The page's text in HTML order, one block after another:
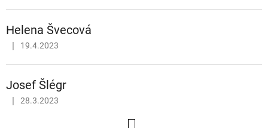
Helena Švecová
Hodnocení obchodu je 5 z 5 hvězdiček.
19.4.2023
Josef Šlégr
Hodnocení obchodu je 5 z 5 hvězdiček.
28.3.2023